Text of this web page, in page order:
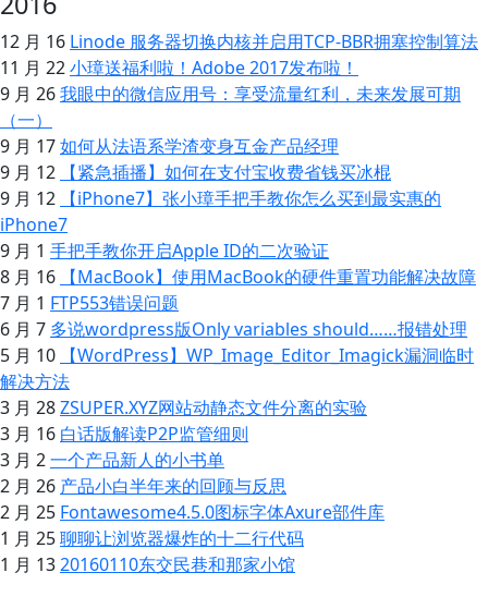
12 月 16 Linode 服务器切换内核并启用TCP-BBR拥塞控制算法
11 月 22小璋送福利啦！Adobe 2017发布啦！
9 月 26我眼中的微信应用号：享受流量红利，未来发展可期
（一）
9 月 17如何从法语系学渣变身互金产品经理
9 月 12
【紧急插播】如何在支付宝收费省钱买冰棍
9 月 12
【iPhone7】张小璋手把手教你怎么买到最实惠的
iPhone7
9 月 1 手把手教你开启Apple ID的二次验证
8 月 16
【MacBook】使用MacBook的硬件重置功能解决故障
7 月 1 FTP553错误问题
6 月 7 多说wordpress版Only variables should……报错处理
5 月 10
【WordPress】WP_Image_Editor_Imagick漏洞临时
解决方法
3 月 28ZSUPER.XYZ网站动静态文件分离的实验
3 月 16 白话版解读P2P监管细则
3 月 2一个产品新人的小书单
2 月 26 产品小白半年来的回顾与反思
2 月 25 Fontawesome4.5.0图标字体Axure部件库
1 月 25聊聊让浏览器爆炸的十二行代码
1 月 1320160110东交民巷和那家小馆